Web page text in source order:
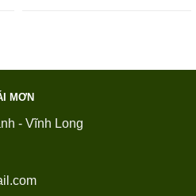
MƠN
- Vĩnh Long